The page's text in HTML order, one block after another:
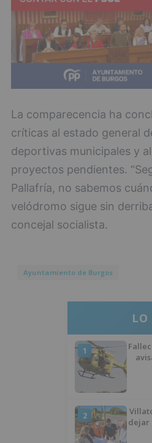
La comparecencia ha
críticas al estado general
deportivas municipales y
proyectos pendientes.
Pallafría, no sabemos
velódromo sigue sin
concejal socialista.
Ayuntamiento de Burgos
LO
1
2
dejar